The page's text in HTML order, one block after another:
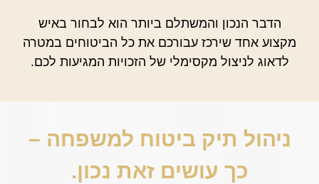
הדבר הנכון והמשתלם ביותר הוא לבחור באיש
מקצוע אחד שירכז עבורכם את כל הביטוחים במטרה
לדאוג לניצול מקסימלי של הזכויות המגיעות לכם.
ניהול תיק ביטוח למשפחה –
כך עושים זאת נכון.